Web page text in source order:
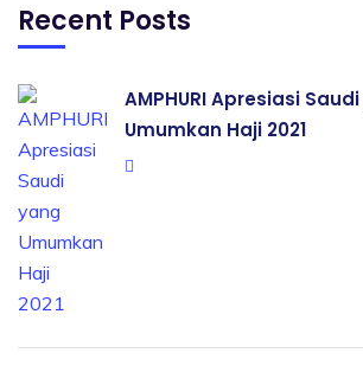
Recent Posts
AMPHURI Apresiasi
Umumkan Haji 2021